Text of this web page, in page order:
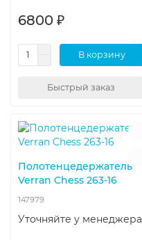
6800 ₽
В корзину
Быстрый заказ
Полотенцедержатель
Verran Chess 263-16
147979
Уточняйте у менеджера